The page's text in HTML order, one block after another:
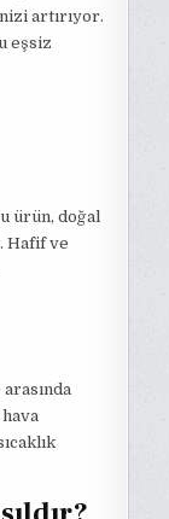
artırıyor.
eşsiz
ürün, doğal
Hafif ve